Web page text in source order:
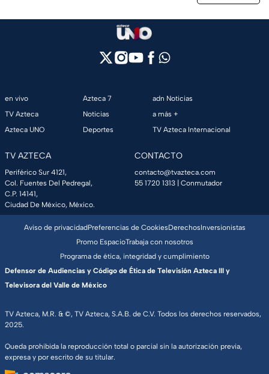
en vivo
TV Azteca
Azteca UNO
Azteca 7
Noticias
Deportes
adn Noticias
a más +
TV Azteca Internacional
TV AZTECA
Periférico Sur 4121,
Col. Fuentes Del Pedregal,
C.P. 14141,
Ciudad De México, México.
CONTACTO
contacto@tvazteca.com
55 1720 1313 | Conmutador
TV Azteca, M.R. & ©, TV Azteca, S.A.B. de C.V. Todos los derechos reservados,
2025.
Queda prohibida la reproducción total o parcial sin la autorización previa,
expresa y por escrito de su titular.
Aviso de privacidadPreferencias de CookiesDerechosInversionistas
Promo EspacioTrabaja con nosotros
Programa de ética, integridad y cumplimiento
Defensor de Audiencias y Código de Ética de Televisión Azteca III y
Televisora del Valle de México